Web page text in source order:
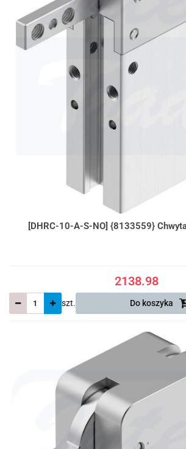
[DHRC-10-A-S-NO] {8133559}
2138.98
szt. Do koszyka